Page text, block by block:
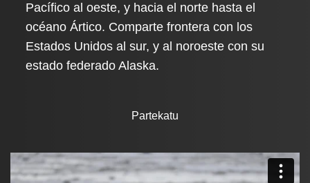
Pacífico al oeste, y hacia el norte hasta el
océano Ártico. Comparte frontera con los
Estados Unidos al sur, y al noroeste con su
estado federado Alaska.
Partekatu